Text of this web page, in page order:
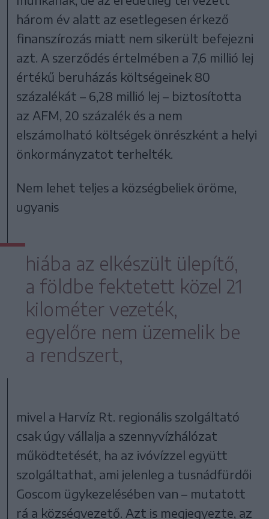
három év alatt az esetlegesen érkező
finanszírozás miatt nem sikerült befejezni
azt. A szerződés értelmében a 7,6 millió lej
értékű beruházás költségeinek 80
százalékát – 6,28 millió lej – biztosította
az AFM, 20 százalék és a nem
elszámolható költségek önrészként a helyi
önkormányzatot terhelték.
Nem lehet teljes a községbeliek öröme,
ugyanis
hiába az elkészült ülepítő,
a földbe fektetett közel 21
kilométer vezeték,
egyelőre nem üzemelik be
a rendszert,
mivel a Harvíz Rt. regionális szolgáltató
csak úgy vállalja a szennyvízhálózat
működtetését, ha az ivóvízzel együtt
szolgáltathat, ami jelenleg a tusnádfürdői
Goscom ügykezelésében van – mutatott
rá a községvezető. Azt is megjegyezte, az